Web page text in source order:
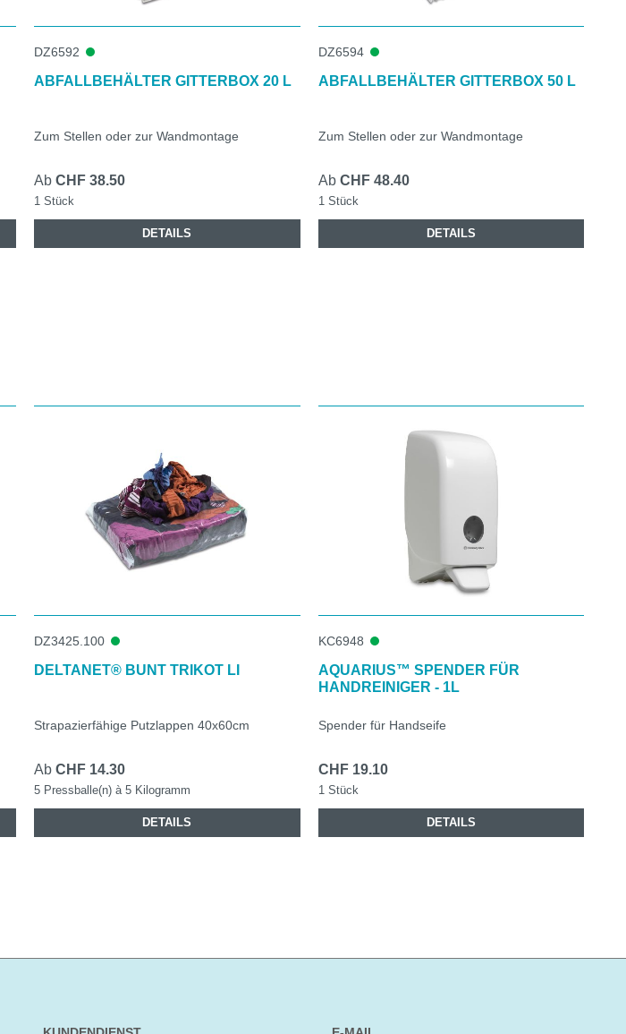
DZ6592
ABFALLBEHÄLTER GITTERBOX 20 L
Zum Stellen oder zur Wandmontage
Ab CHF 38.50
1 Stück
DETAILS
DZ6594
ABFALLBEHÄLTER GITTERBOX 50 L
Zum Stellen oder zur Wandmontage
Ab CHF 48.40
1 Stück
DETAILS
DZ3425.100
DELTANET® BUNT TRIKOT LI
Strapazierfähige Putzlappen 40x60cm
Ab CHF 14.30
5 Pressballe(n) à 5 Kilogramm
DETAILS
KC6948
AQUARIUS™ SPENDER FÜR
HANDREINIGER - 1L
Spender für Handseife
CHF 19.10
1 Stück
DETAILS